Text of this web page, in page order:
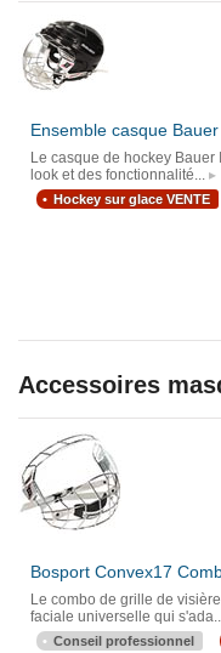
Ensemble casque
Le casque de hockey Bauer
look et des fonctionnalité...
Hockey sur glace VENTE
Accessoires
Bosport Convex17
Le combo de grille de
faciale universelle qui
Conseil professionnel